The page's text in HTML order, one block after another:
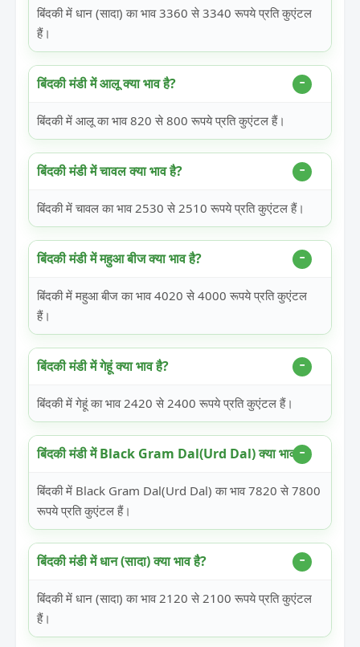
बिंदकी में धान (सादा) का भाव 3360 से 3340 रूपये प्रति कुएंटल
हैं।
बिंदकी मंडी में आलू क्या भाव है?
बिंदकी में आलू का भाव 820 से 800 रूपये प्रति कुएंटल हैं।
बिंदकी मंडी में चावल क्या भाव है?
बिंदकी में चावल का भाव 2530 से 2510 रूपये प्रति कुएंटल हैं।
बिंदकी मंडी में महुआ बीज क्या भाव है?
बिंदकी में महुआ बीज का भाव 4020 से 4000 रूपये प्रति कुएंटल
हैं।
बिंदकी मंडी में गेहूं क्या भाव है?
बिंदकी में गेहूं का भाव 2420 से 2400 रूपये प्रति कुएंटल हैं।
बिंदकी मंडी में Black Gram Dal(Urd Dal) क्या भाव है?
बिंदकी में Black Gram Dal(Urd Dal) का भाव 7820 से 7800
रूपये प्रति कुएंटल हैं।
बिंदकी मंडी में धान (सादा) क्या भाव है?
बिंदकी में धान (सादा) का भाव 2120 से 2100 रूपये प्रति कुएंटल
हैं।